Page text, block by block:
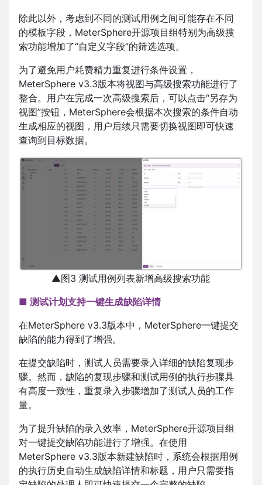
除此以外，考虑到不同的测试用例之间可能存在不同
的模板字段，MeterSphere开源项目组特别为高级搜
索功能增加了“自定义字段”的筛选选项。
为了避免用户耗费精力重复进行条件设置，
MeterSphere v3.3版本将视图与高级搜索功能进行了
整合。用户在完成一次高级搜索后，可以点击“另存为
视图”按钮，MeterSphere会根据本次搜索的条件自动
生成相应的视图，用户后续只需要切换视图即可快速
查询到目标数据。
▲图3 测试用例列表新增高级搜索功能
■ 测试计划支持一键生成缺陷详情
在MeterSphere v3.3版本中，MeterSphere一键提交
缺陷的能力得到了增强。
在提交缺陷时，测试人员需要录入详细的缺陷复现步
骤。然而，缺陷的复现步骤和测试用例的执行步骤具
有高度一致性，重复录入步骤增加了测试人员的工作
量。
为了提升缺陷的录入效率，MeterSphere开源项目组
对一键提交缺陷功能进行了增强。在使用
MeterSphere v3.3版本新建缺陷时，系统会根据用例
的执行历史自动生成缺陷详情和标题，用户只需要指